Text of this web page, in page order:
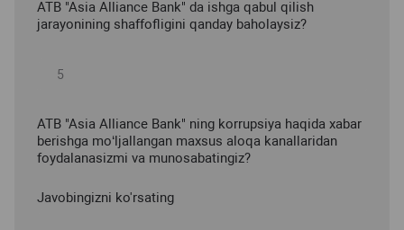
ATB "Asia Alliance Bank" da ishga qabul qilish
jarayonining shaffofligini qanday baholaysiz?
ATB "Asia Alliance Bank" ning korrupsiya haqida xabar
berishga mo‘ljallangan maxsus aloqa kanallaridan
foydalanasizmi va munosabatingiz?
Javobingizni ko'rsating